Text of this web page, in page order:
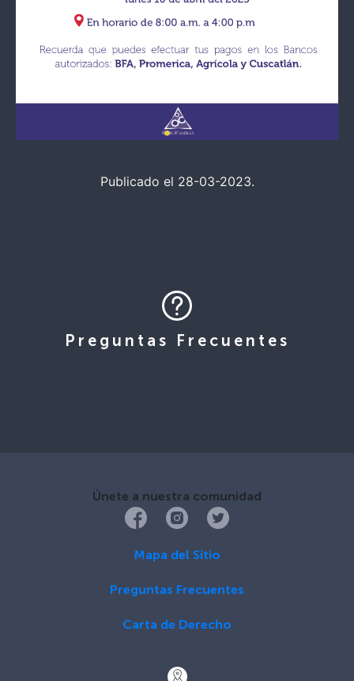
Publicado el 28-03-2023.
Preguntas Frecuentes
Únete a nuestra comunidad
Mapa del Sitio
Preguntas Frecuentes
Carta de Derecho